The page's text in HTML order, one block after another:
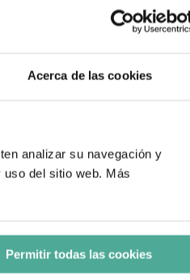
Acerca de las cookies
analizar su navegación y
del sitio web. Más
Permitir todas las cookies
salgas de casa.
para que estos nos
. Es por ello, que actualmente, se
¡vamos a verlos!